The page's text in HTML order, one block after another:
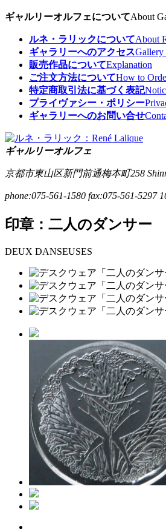
ギャルリーオルフェについてAbout
ルネ・ラリックについてAbout
ギャラリーへのアクセスGallery
販売作品についてExplanation
ご注文方法についてHow to
特定商取引法に基づく表記
プライヴァシー・ポリシー
ギャラリーへのお問い合せ
ギャルリーオルフェ
京都市東山区新門前通梅本町258
phone:075-561-1580 fax:075-561-5297
印章：二人のダンサー
DEUX DANSEUSES